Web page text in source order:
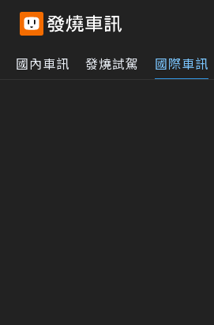
國內車訊 發燒試駕 國際車訊